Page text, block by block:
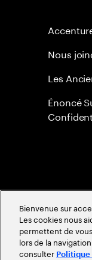
Nous
Les
Énoncé
Bienvenue sur
Les cookies nous
permettent de
lors de la
consulter Politique